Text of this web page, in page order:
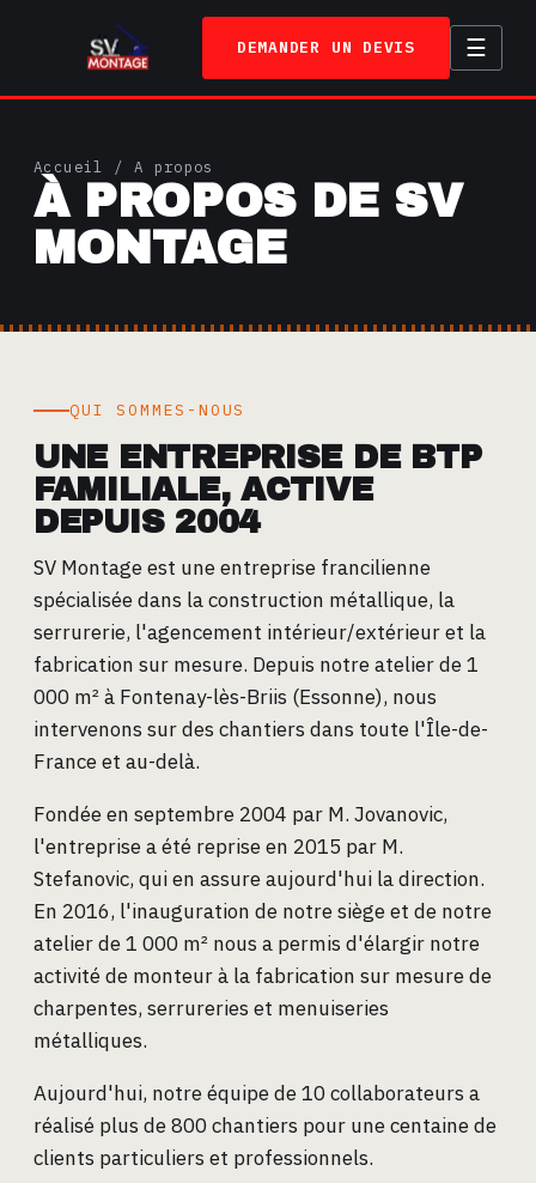
SERVICES
TRAVAUX
DEMANDER UN DEVIS ☰
Accueil / A propos
À PROPOS DE SV
MONTAGE
QUI SOMMES-NOUS
UNE ENTREPRISE DE BTP
FAMILIALE, ACTIVE
DEPUIS 2004
SV Montage est une entreprise francilienne
spécialisée dans la construction métallique, la
serrurerie, l'agencement intérieur/extérieur et la
fabrication sur mesure. Depuis notre atelier de 1
000 m² à Fontenay-lès-Briis (Essonne), nous
intervenons sur des chantiers dans toute l'Île-de-
France et au-delà.
Fondée en septembre 2004 par M. Jovanovic,
l'entreprise a été reprise en 2015 par M.
Stefanovic, qui en assure aujourd'hui la direction.
En 2016, l'inauguration de notre siège et de notre
atelier de 1 000 m² nous a permis d'élargir notre
activité de monteur à la fabrication sur mesure de
charpentes, serrureries et menuiseries
métalliques.
Aujourd'hui, notre équipe de 10 collaborateurs a
réalisé plus de 800 chantiers pour une centaine de
clients particuliers et professionnels.